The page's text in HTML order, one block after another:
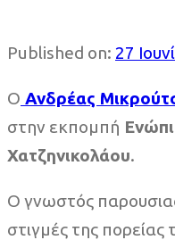
Published on: 27
Ο Ανδρέας
στην εκπομπή
Χατζηνικολάου.
Ο γνωστός
στιγμές της πορείας